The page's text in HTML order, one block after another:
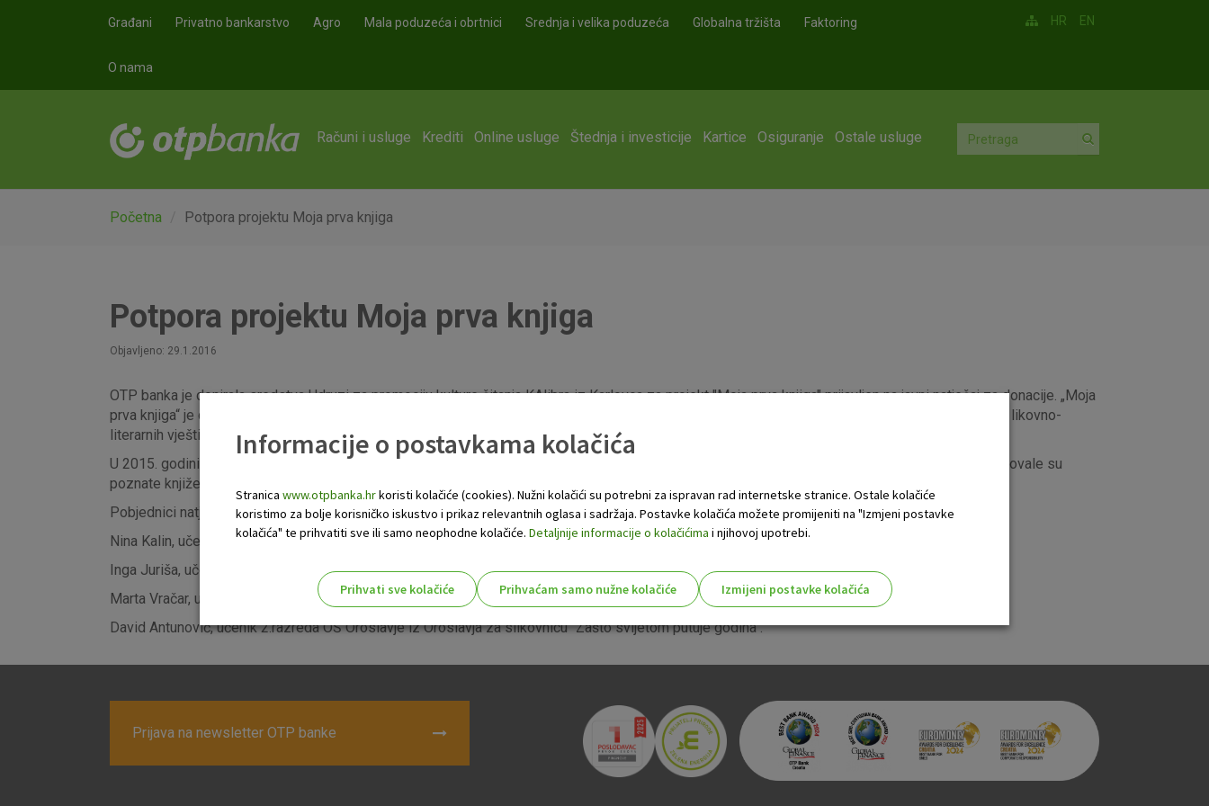
Građani Privatno bankarstvo Agro Mala poduzeća i obrtnici Srednja i velika poduzeća Globalna tržišta Faktoring
O nama
HR EN
Računi i usluge Krediti Online usluge Štednja i investicije Kartice Osiguranje Ostale usluge
Početna Potpora projektu Moja prva knjiga
Potpora projektu Moja prva knjiga
Objavljeno: 29.1.2016
OTP banka je donirala sredstva Udruzi za promociju kulture čitanja KAlibra iz Karlovca za projekt "Moja prva knjiga" prijavljen na javni natječaj za donacije. „Moja
prva knjiga“ je državni natječaj za učenike osnovnih škola koji se provodi od 2004. godine. Svrha natječaja je poticanje mašte i kreativnosti, razvoj likovno-
literarnih vještina te osvještavanje djece i mladih o njihovima pravima, odgovornosti za okoliš i potrebi brige za zajednicu.
U 2015. godini na natječaj "Moja prva knjiga" pristiglo je ukupno 697 radova iz 200 osnovnih škola diljem Hrvatske. U žiriranju i recenzijama sudjelovale su
poznate književnice Silvija Šesto i Sanja Pilić.
Pobjednici natječaja bili su:
Nina Kalin, učenica 8.razreda OŠ Mate Balote iz Buja za slikovnicu "Moja Emili",
Inga Juriša, učenica 8.razreda OŠ Ivana Kukuljevića iz Belišća za slikovnicu "Božićna priča",
Marta Vračar, učenica 4.razreda OŠ Jure Kaštelana iz Zagreba za slikovnicu "Pozdrav s mora",
David Antunović, učenik 2.razreda OŠ Oroslavje iz Oroslavja za slikovnicu "Zašto svijetom putuje godina".
Prijava na newsletter OTP banke
Informacije o postavkama kolačića
Stranica www.otpbanka.hrkoristi kolačiće (cookies). Nužni kolačići su potrebni za ispravan rad internetske stranice. Ostale kolačiće
koristimo za bolje korisničko iskustvo i prikaz relevantnih oglasa i sadržaja. Postavke kolačića možete promijeniti na "Izmjeni postavke
kolačića" te prihvatiti sve ili samo neophodne kolačiće. Detaljnije informacije o kolačićima i njihovoj upotrebi.
Prihvati sve kolačiće Prihvaćam samo nužne kolačiće
Izmijeni postavke kolačića
Nužni (tehnički) kolačići - uvijek aktivni
Ovi kolačići nužni su za funkcioniranje internetske stranice i ne mogu se
isključiti u našim sustavima. Uobičajeno se postavljaju kao odgovor na vaše
radnje koje uključuju zahtjev za uslugama, kao što su postavke kolačića. Svoj